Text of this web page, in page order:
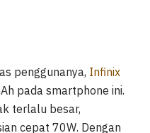
penggunanya, Infinix
pada smartphone ini.
terlalu besar,
cepat 70W. Dengan